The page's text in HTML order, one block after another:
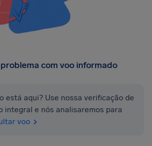
com voo informado
está aqui? Use nossa verificação de
integral e nós analisaremos para
voo